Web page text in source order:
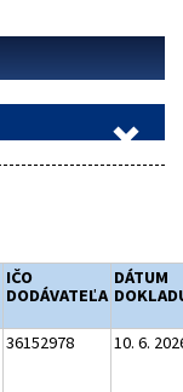
IČO
DODÁVATEĽA
DÁTUM
36152978 10. 6.